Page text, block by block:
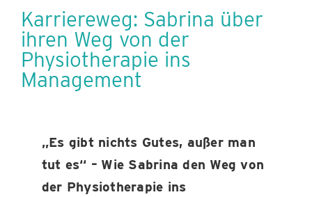
ANGEBOTE
KARRIERE
Karriereweg: Sabrina über
ihren Weg von der
Physiotherapie ins
Management
„Es gibt nichts Gutes, außer man
tut es“ – Wie Sabrina den Weg von
der Physiotherapie ins